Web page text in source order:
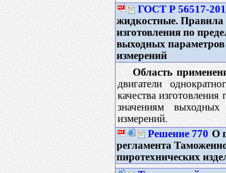
ГОСТ Р 56517-
жидкостные. Правила
изготовления по
выходных
измерений
Область
двигатели
качества
значениям
измерений.
Решение 770 О
регламента
пиротехнических